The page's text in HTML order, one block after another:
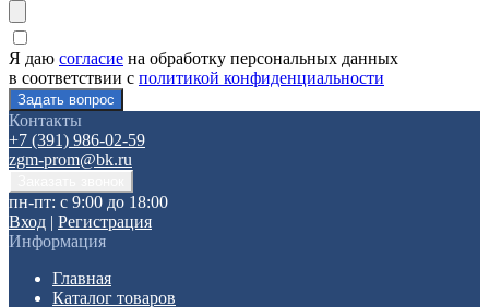
Я даю согласие на обработку персональных данных
в соответствии с политикой конфиденциальности
Контакты
+7 (391) 986-02-59
zgm-prom@bk.ru
пн-пт: с 9:00 до 18:00
Вход | Регистрация
Информация
Главная
Каталог товаров